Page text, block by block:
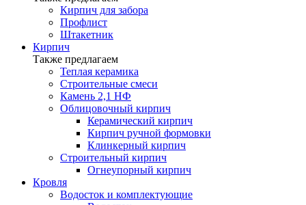
Кирпич для забора
Профлист
Штакетник
Кирпич
Также предлагаем
Теплая керамика
Строительные смеси
Камень 2,1 НФ
Облицовочный кирпич
Керамический кирпич
Кирпич ручной формовки
Клинкерный кирпич
Строительный кирпич
Огнеупорный кирпич
Кровля
Водосток и комплектующие